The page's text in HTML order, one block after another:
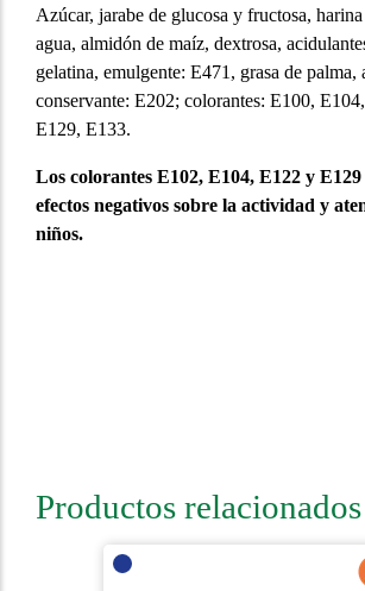
Azúcar, jarabe de glucosa y fructosa,
agua, almidón de maíz, dextrosa,
gelatina, emulgente: E471, grasa de palma,
conservante: E202; colorantes: E100,
E129, E133.
Los colorantes E102, E104, E122 y
efectos negativos sobre la actividad y
niños.
Productos relacionados